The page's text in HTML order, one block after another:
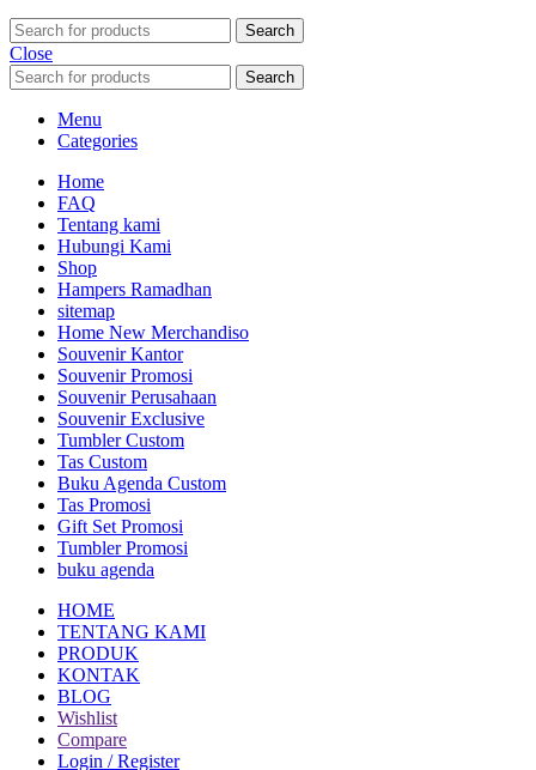
Search
Close
Search
Menu
Categories
Home
FAQ
Tentang kami
Hubungi Kami
Shop
Hampers Ramadhan
sitemap
Home New Merchandiso
Souvenir Kantor
Souvenir Promosi
Souvenir Perusahaan
Souvenir Exclusive
Tumbler Custom
Tas Custom
Buku Agenda Custom
Tas Promosi
Gift Set Promosi
Tumbler Promosi
buku agenda
HOME
TENTANG KAMI
PRODUK
KONTAK
BLOG
Wishlist
Compare
Login / Register